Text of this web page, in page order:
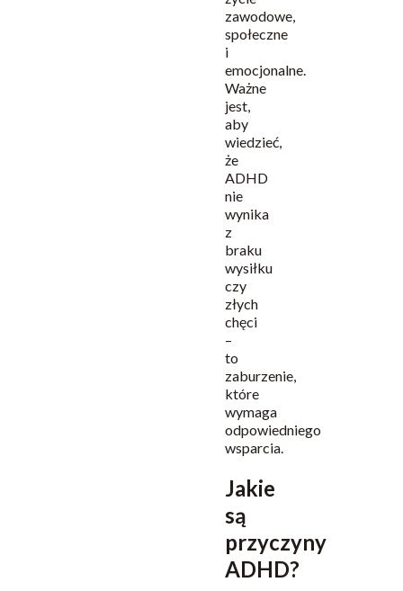
zawodowe,
społeczne
i
emocjonalne.
Ważne
jest,
aby
wiedzieć,
że
ADHD
nie
wynika
z
braku
wysiłku
czy
złych
chęci
–
to
zaburzenie,
które
wymaga
odpowiedniego
wsparcia.
Jakie
są
przyczyny
ADHD?